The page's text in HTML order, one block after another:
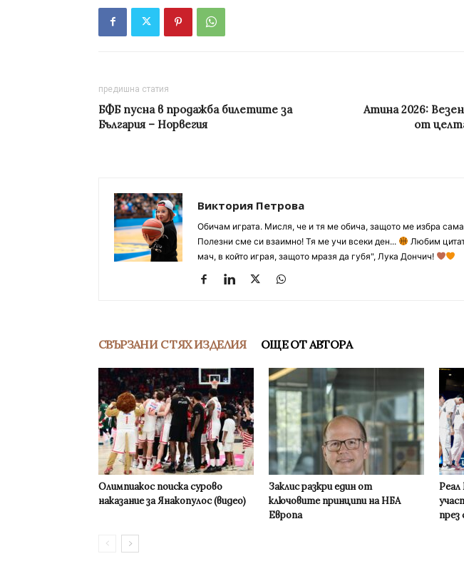
предишна статия
БФБ пусна в продажба билетите за
България – Норвегия
Атина 2026:
от
Виктория Петрова
Обичам играта. Мисля, че и тя ме обича, защото ме избра
Полезни сме си взаимно! Тя ме учи всеки ден...
Любим
мач, в който играя, защото мразя да губя", Лука Дончич!
СВЪРЗАНИ С ТЯХ ИЗДЕЛИЯ ОЩЕ ОТ АВТОРА
Олимпиакос поиска сурово
наказание за Янакопулос (видео)
Заклис разкри един от
ключовите принципи на НБА
Европа
през